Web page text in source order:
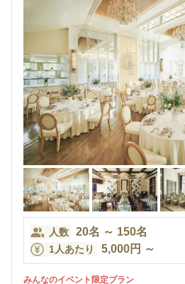
人数 20名 ～ 150名
1人あたり 5,000円 ～
みんなのイベント限定プラン